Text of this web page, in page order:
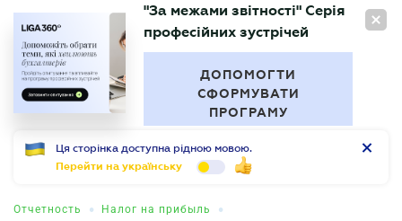
RU
БУХГАЛТЕР
"За межами звітності" Серія
професійних зустрічей
ДОПОМОГТИ
СФОРМУВАТИ
ПРОГРАМУ
Ця сторінка доступна рідною мовою.
Перейти на українську
Отчетность • Налог на прибыль •